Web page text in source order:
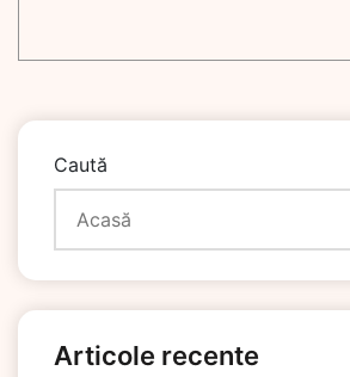
Caută
Articole recente